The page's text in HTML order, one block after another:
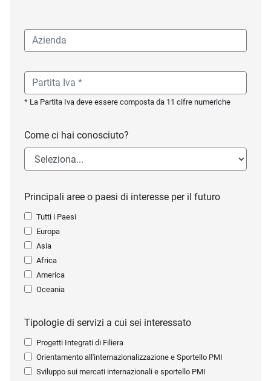
* La Partita Iva deve essere composta da 11 cifre numeriche
Come ci hai conosciuto?
Principali aree o paesi di interesse per il futuro
Tutti i Paesi
Europa
Asia
Africa
America
Oceania
Tipologie di servizi a cui sei interessato
Progetti Integrati di Filiera
Orientamento all'internazionalizzazione e Sportello PMI
Sviluppo sui mercati internazionali e sportello PMI